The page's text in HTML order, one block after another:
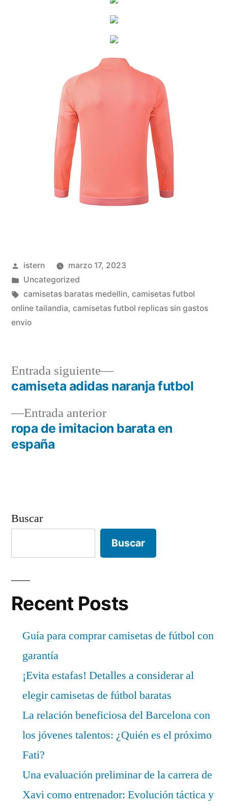
Publicado
por
istern
marzo 17, 2023
Publicado
en
Uncategorized
Etiquetas:
camisetas baratas medellin, camisetas futbol
online tailandia, camisetas futbol replicas sin gastos
envio
Navegación
de
entradas
Entrada anteriorEntrada
anterior:
ropa de imitacion barata en
españa
Entrada siguiente
Entrada
siguiente:
camiseta adidas naranja futbol
Buscar
Buscar
Recent Posts
Guía para comprar camisetas de fútbol con
garantía
¡Evita estafas! Detalles a considerar al
elegir camisetas de fútbol baratas
La relación beneficiosa del Barcelona con
los jóvenes talentos: ¿Quién es el próximo
Fati?
Una evaluación preliminar de la carrera de
Xavi como entrenador: Evolución táctica y